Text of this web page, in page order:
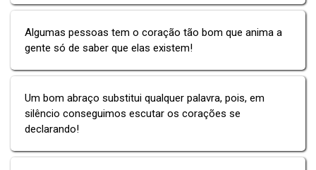
Algumas pessoas tem o coração tão bom que anima a
gente só de saber que elas existem!
Um bom abraço substitui qualquer palavra, pois, em
silêncio conseguimos escutar os corações se
declarando!